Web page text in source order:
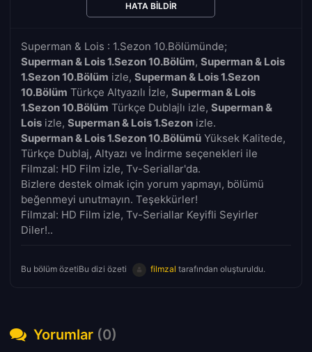
Superman & Lois : 1.Sezon 10.Bölümünde;
Superman & Lois 1.Sezon 10.Bölüm, Superman & Lois
1.Sezon 10.Bölüm izle, Superman & Lois 1.Sezon
10.Bölüm Türkçe Altyazılı İzle, Superman & Lois
1.Sezon 10.Bölüm Türkçe Dublajlı izle, Superman &
Lois izle, Superman & Lois 1.Sezon izle.
Superman & Lois 1.Sezon 10.Bölümü Yüksek Kalitede,
Türkçe Dublaj, Altyazı ve İndirme seçenekleri ile
Filmzal: HD Film izle, Tv-Seriallar'da.
Bizlere destek olmak için yorum yapmayı, bölümü
beğenmeyi unutmayın. Teşekkürler!
Filmzal: HD Film izle, Tv-Seriallar Keyifli Seyirler
Diler!..
Bu bölüm özetiBu dizi özeti filmzal tarafından oluşturuldu.
HATA BILDIR
Yorumlar (0)